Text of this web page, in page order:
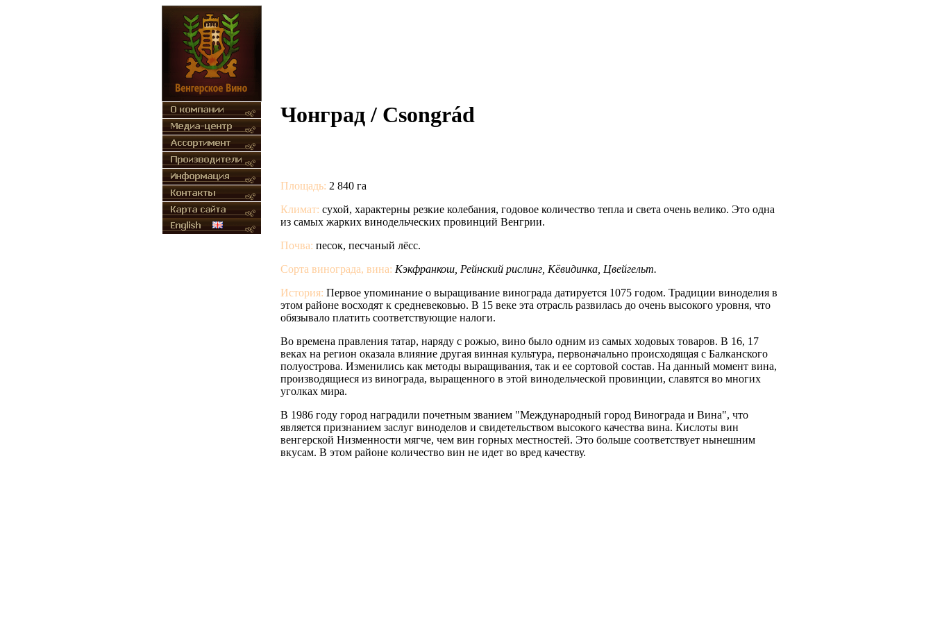
Чонград / Csongrád
Площадь: 2 840 га
Климат: сухой, характерны резкие колебания, годовое количество тепла и света очень велико. Это одна
из самых жарких винодельческих провинций Венгрии.
Почва: песок, песчаный лёсс.
Сорта винограда, вина: Кэкфранкош, Рейнский рислинг, Кёвидинка, Цвейгельт.
История: Первое упоминание о выращивание винограда датируется 1075 годом. Традиции виноделия в
этом районе восходят к средневековью. В 15 веке эта отрасль развилась до очень высокого уровня, что
обязывало платить соответствующие налоги.
Во времена правления татар, наряду с рожью, вино было одним из самых ходовых товаров. В 16, 17
веках на регион оказала влияние другая винная культура, первоначально происходящая с Балканского
полуострова. Изменились как методы выращивания, так и ее сортовой состав. На данный момент вина,
производящиеся из винограда, выращенного в этой винодельческой провинции, славятся во многих
уголках мира.
В 1986 году город наградили почетным званием "Международный город Винограда и Вина", что
является признанием заслуг виноделов и свидетельством высокого качества вина. Кислоты вин
венгерской Низменности мягче, чем вин горных местностей. Это больше соответствует нынешним
вкусам. В этом районе количество вин не идет во вред качеству.